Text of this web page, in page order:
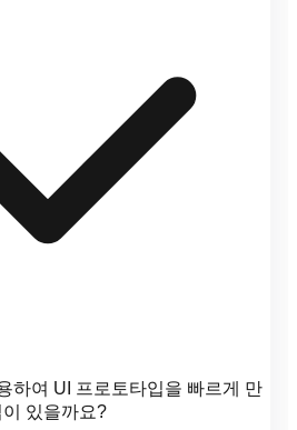
하여 UI 프로토타입을 빠르게 만
있을까요?